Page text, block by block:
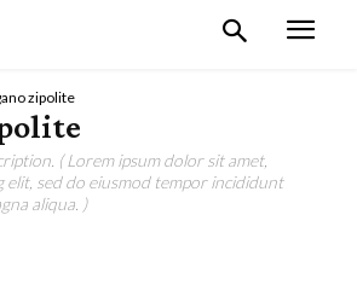
zipolite
( Lorem ipsum dolor sit amet,
elit, sed do eiusmod tempor incididunt
aliqua. )